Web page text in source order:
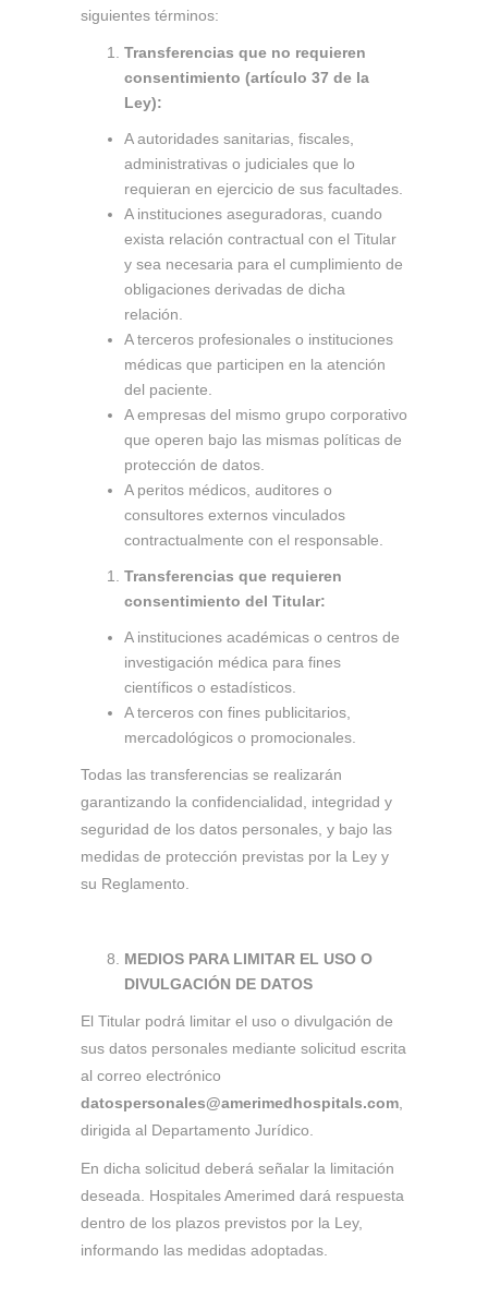
siguientes términos:
Transferencias que no requieren
consentimiento (artículo 37 de la
Ley):
A autoridades sanitarias, fiscales,
administrativas o judiciales que lo
requieran en ejercicio de sus facultades.
A instituciones aseguradoras, cuando
exista relación contractual con el Titular
y sea necesaria para el cumplimiento de
obligaciones derivadas de dicha
relación.
A terceros profesionales o instituciones
médicas que participen en la atención
del paciente.
A empresas del mismo grupo corporativo
que operen bajo las mismas políticas de
protección de datos.
A peritos médicos, auditores o
consultores externos vinculados
contractualmente con el responsable.
Transferencias que requieren
consentimiento del Titular:
A instituciones académicas o centros de
investigación médica para fines
científicos o estadísticos.
A terceros con fines publicitarios,
mercadológicos o promocionales.
Todas las transferencias se realizarán
garantizando la confidencialidad, integridad y
seguridad de los datos personales, y bajo las
medidas de protección previstas por la Ley y
su Reglamento.
MEDIOS PARA LIMITAR EL USO O
DIVULGACIÓN DE DATOS
El Titular podrá limitar el uso o divulgación de
sus datos personales mediante solicitud escrita
al correo electrónico
datospersonales@amerimedhospitals.com
dirigida al Departamento Jurídico.
En dicha solicitud deberá señalar la limitación
deseada. Hospitales Amerimed dará respuesta
dentro de los plazos previstos por la Ley,
informando las medidas adoptadas.